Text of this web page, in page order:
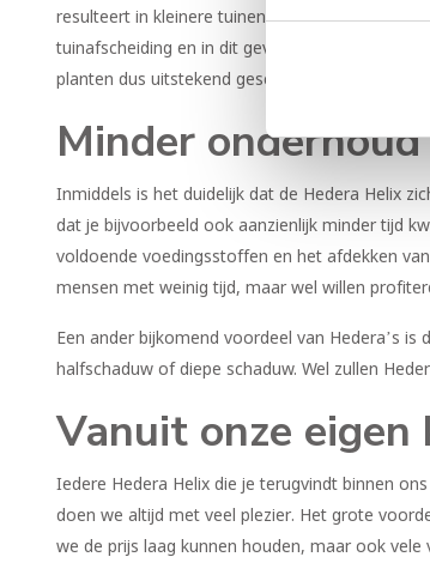
resulteert in kleinere tuinen. Vooral bij
tuinafscheiding en in dit geval biedt een
planten dus uitstekend geschikt voor mensen
Minder
Inmiddels is het duidelijk dat de Hedera Helix
dat je bijvoorbeeld ook aanzienlijk minder tijd
voldoende voedingsstoffen en het afdekken
mensen met weinig tijd, maar wel willen
Een ander bijkomend voordeel van Hedera’s
halfschaduw of diepe schaduw. Wel zullen
Vanuit onze eigen
Iedere Hedera Helix die je terugvindt binnen
doen we altijd met veel plezier. Het grote
we de prijs laag kunnen houden, maar ook